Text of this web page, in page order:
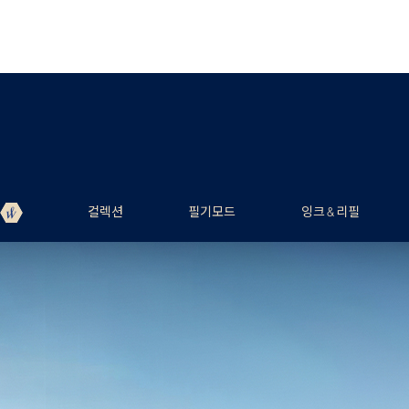
컬렉션 필기모드 잉크 & 리필